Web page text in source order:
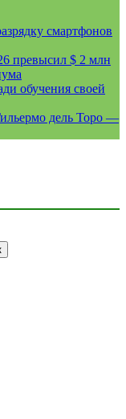
смартфонов
превысил $ 2 млн
обучения своей
дель Торо —